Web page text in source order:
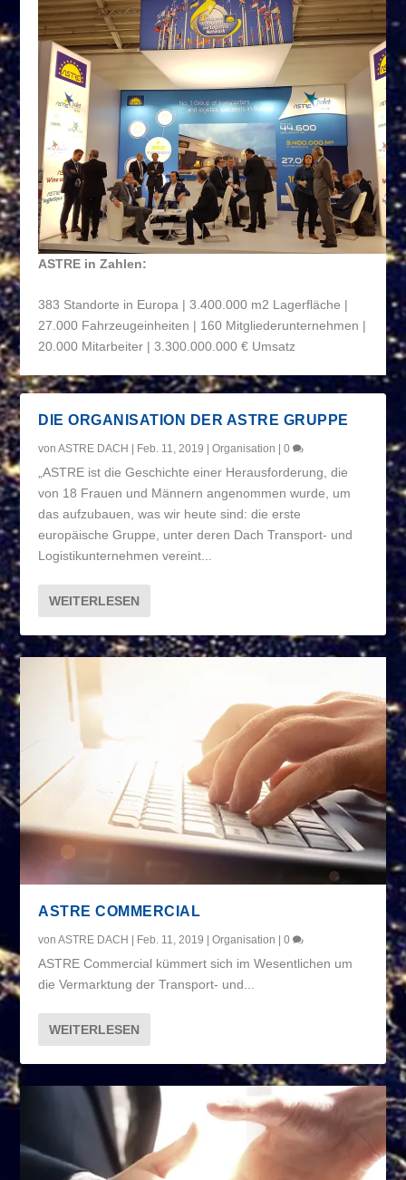
ASTRE in Zahlen:
383 Standorte in Europa | 3.400.000 m2 Lagerfläche |
27.000 Fahrzeugeinheiten | 160 Mitgliederunternehmen |
20.000 Mitarbeiter | 3.300.000.000 € Umsatz
DIE ORGANISATION DER ASTRE GRUPPE
vonASTRE DACH Feb. 11, 2019 |Organisation |0
„ASTRE ist die Geschichte einer Herausforderung, die
von 18 Frauen und Männern angenommen wurde, um
das aufzubauen, was wir heute sind: die erste
europäische Gruppe, unter deren Dach Transport- und
Logistikunternehmen vereint...
WEITERLESEN
ASTRE COMMERCIAL
vonASTRE DACH | Feb. 11, 2019 |Organisation |0
ASTRE Commercial kümmert sich im Wesentlichen um
die Vermarktung der Transport- und...
WEITERLESEN